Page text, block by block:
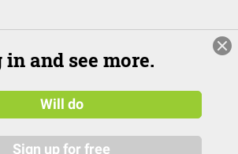
in and see more.
Will do
Sign up for free